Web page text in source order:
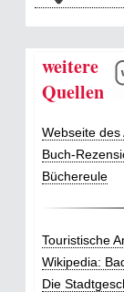
weitere
Quellen
Webseite des
Buch-
Büchereule
Touristische
Wikipedia:
Die